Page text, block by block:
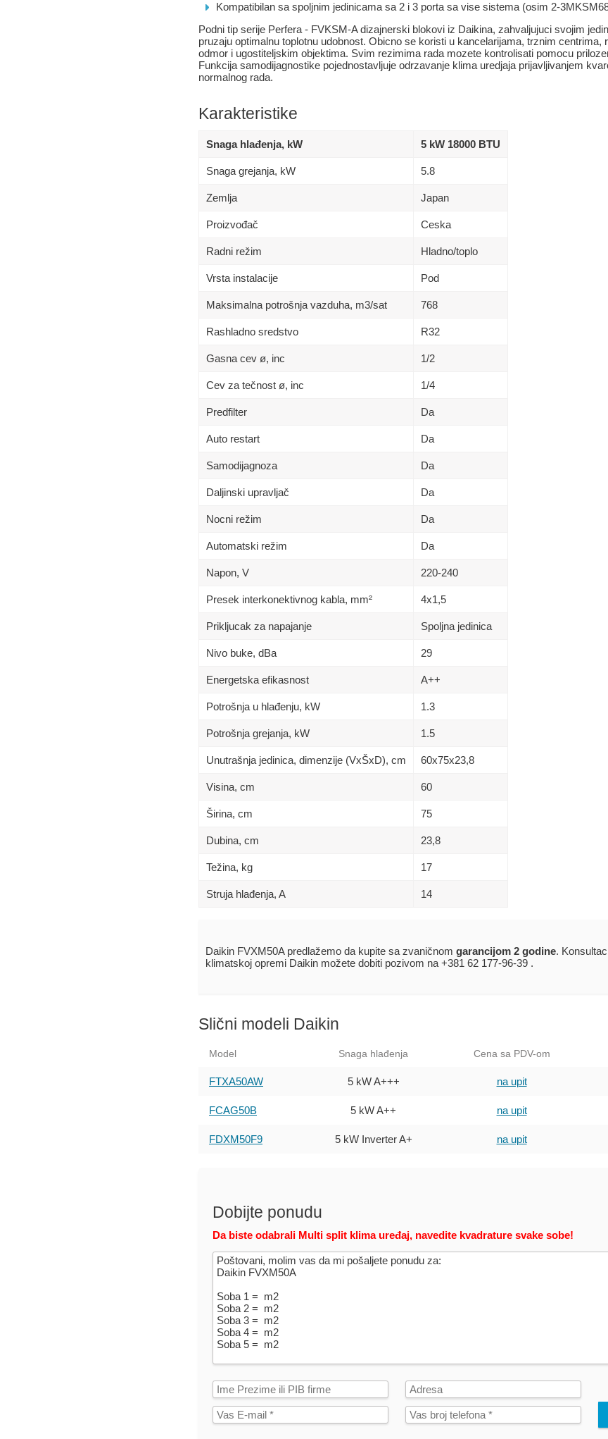
Kompatibilan sa spoljnim jedinicama sa 2 i 3 porta sa vise sistema (osim 2-
Podni tip serije Perfera - FVKSM-A dizajnerski blokovi iz Daikina, zahvaljujuci svojim
pruzaju optimalnu toplotnu udobnost. Obicno se koristi u kancelarijama, trznim
odmor i ugostiteljskim objektima. Svim rezimima rada mozete kontrolisati pomocu
Funkcija samodijagnostike pojednostavljuje odrzavanje klima uredjaja prijavljivanjem
normalnog rada.
Karakteristike
Snaga hlađenja, kW 5 kW 18000 BTU
Snaga grejanja, kW 5.8
Zemlja Japan
Proizvođač Ceska
Radni režim Hladno/toplo
Vrsta instalacije Pod
Maksimalna potrošnja vazduha, m3/sat 768
Rashladno sredstvo R32
Gasna cev ø, inc 1/2
Cev za tečnost ø, inc 1/4
Predfilter Da
Auto restart Da
Samodijagnoza Da
Daljinski upravljač Da
Nocni režim Da
Automatski režim Da
Napon, V 220-240
Presek interkonektivnog kabla, mm² 4х1,5
Prikljucak za napajanje Spoljna jedinica
Nivo buke, dBa 29
Energetska efikasnost A++
Potrošnja u hlađenju, kW 1.3
Potrošnja grejanja, kW 1.5
Unutrašnja jedinica, dimenzije (VxŠxD), сm 60х75х23,8
Visina, сm 60
Širina, сm 75
Dubina, сm 23,8
Težina, kg 17
Struja hlađenja, A 14
Daikin FVXM50A predlažemo da kupite sa zvaničnom garancijom 2 godine.
klimatskoj opremi Daikin možete dobiti pozivom na +381 62 177-96-39 .
Slični modeli Daikin
Model Snaga hlađenja Cena sa PDV-om
FTXA50AW 5 kWA+++ na upit
FCAG50B 5 kWA++ na upit
FDXM50F9 5 kW InverterA+ na upit
Dobijte ponudu
Da biste odabrali Multi split klima uređaj, navedite kvadrature svake sobe!